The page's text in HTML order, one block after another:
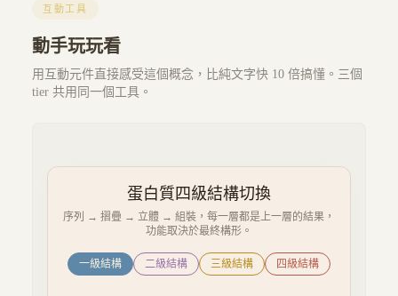
互動工具
動手玩玩看
用互動元件直接感受這個概念，比純文字快 10 倍搞懂。三個
tier 共用同一個工具。
蛋白質四級結構切換
序列 → 摺疊 → 立體 → 組裝，每一層都是上一層的結果，
功能取決於最終構形。
一級結構 二級結構 三級結構 四級結構